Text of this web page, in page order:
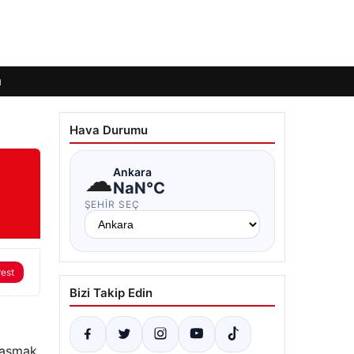
Hava Durumu
☁Ankara
NaN°C
ŞEHIR SEÇ
Bizi Takip Edin